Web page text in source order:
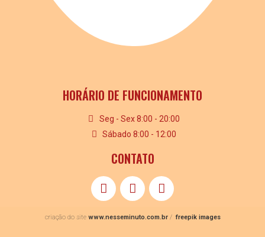
HORÁRIO DE FUNCIONAMENTO
Seg - Sex 8:00 - 20:00
Sábado 8:00 - 12:00
CONTATO
criação do site www.nesseminuto.com.br/freepik images